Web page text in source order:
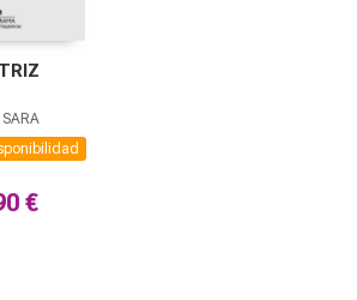
SARA
€